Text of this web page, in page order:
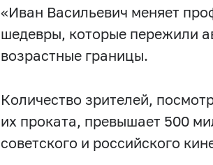
«Иван Васильевич меняет
шедевры, которые пережили
возрастные границы.
Количество зрителей,
их проката, превышает 500
советского и российского